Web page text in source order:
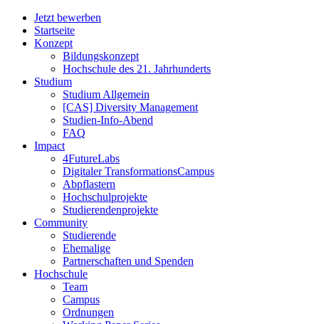
Jetzt bewerben
Startseite
Konzept
Bildungskonzept
Hochschule des 21. Jahrhunderts
Studium
Studium Allgemein
[CAS] Diversity Management
Studien-Info-Abend
FAQ
Impact
4FutureLabs
Digitaler TransformationsCampus
Abpflastern
Hochschulprojekte
Studierendenprojekte
Community
Studierende
Ehemalige
Partnerschaften und Spenden
Hochschule
Team
Campus
Ordnungen